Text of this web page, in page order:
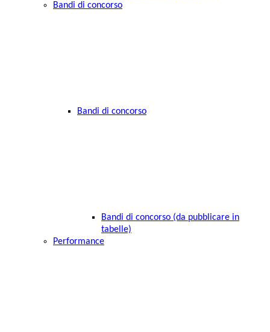
Bandi di concorso
Bandi di concorso
Bandi di concorso (da pubblicare in
tabelle)
Performance